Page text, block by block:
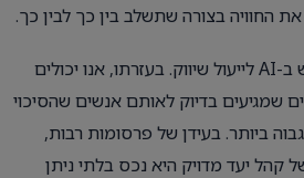
החוויה בצורה שתשלב בין כך לבין כך.
נסתפק כיום גם בשימוש ב-AI לייעול שיווק. בעזרתו, אנו יכולים
שמגיעים בדיוק לאותם אנשים שהסיכוי
ביותר. בעידן של פרסומות רבות,
קהל יעד מדויק היא נכס בלתי ניתן